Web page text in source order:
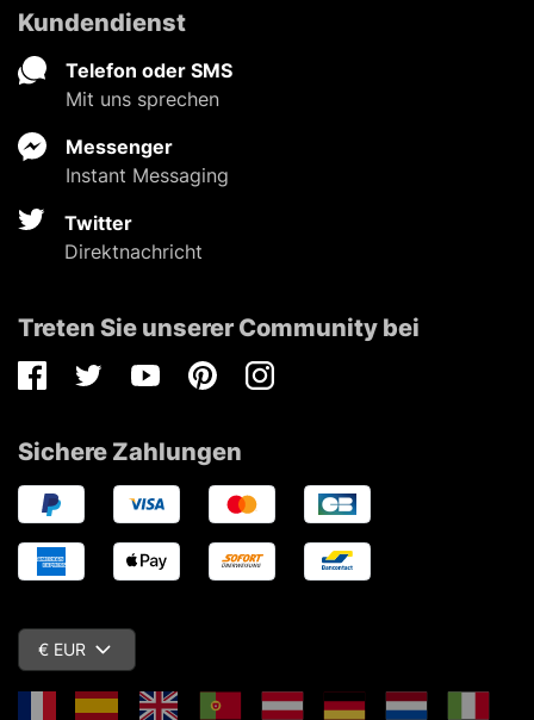
Kundendienst
Telefon oder SMS
Mit uns sprechen
Messenger
Instant Messaging
Twitter
Direktnachricht
Treten Sie unserer Community bei
FacebookTwitterYoutubePinterestInstagram
Sichere Zahlungen
€ EUR